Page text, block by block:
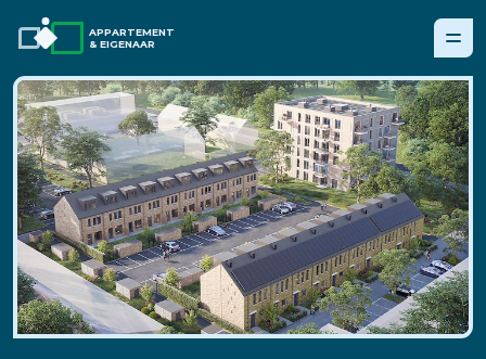
APPARTEMENT
& EIGENAAR